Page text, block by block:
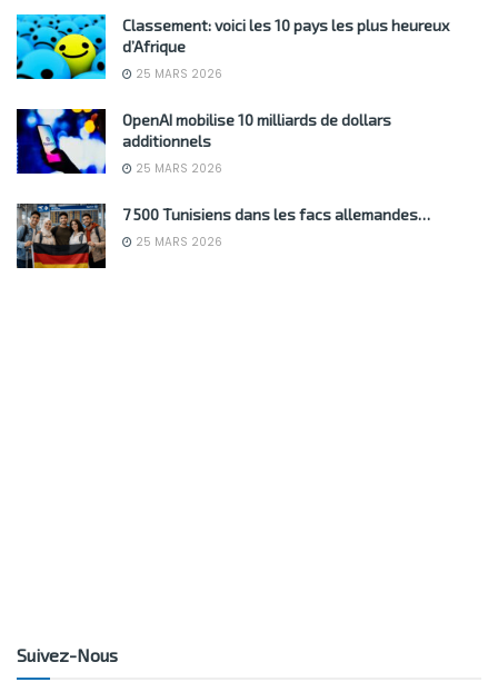
Classement: voici les 10 pays les plus heureux
d’Afrique
25 MARS 2026
OpenAI mobilise 10 milliards de dollars
additionnels
25 MARS 2026
7 500 Tunisiens dans les facs allemandes…
25 MARS 2026
Suivez-Nous